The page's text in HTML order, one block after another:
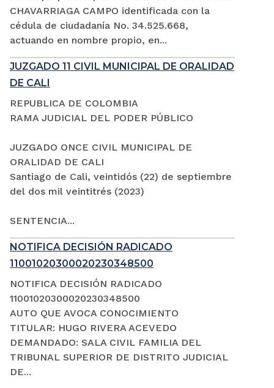
CHAVARRIAGA CAMPO identificada con la
cédula de ciudadanía No. 34.525.668,
actuando en nombre propio, en...
JUZGADO 11 CIVIL MUNICIPAL DE ORALIDAD
DE CALI
REPUBLICA DE COLOMBIA
RAMA JUDICIAL DEL PODER PÚBLICO
JUZGADO ONCE CIVIL MUNICIPAL DE
ORALIDAD DE CALI
Santiago de Cali, veintidós (22) de septiembre
del dos mil veintitrés (2023)
SENTENCIA...
NOTIFICA DECISIÓN RADICADO
11001020300020230348500
NOTIFICA DECISIÓN RADICADO
11001020300020230348500
AUTO QUE AVOCA CONOCIMIENTO
TITULAR: HUGO RIVERA ACEVEDO
DEMANDADO: SALA CIVIL FAMILIA DEL
TRIBUNAL SUPERIOR DE DISTRITO JUDICIAL
DE...